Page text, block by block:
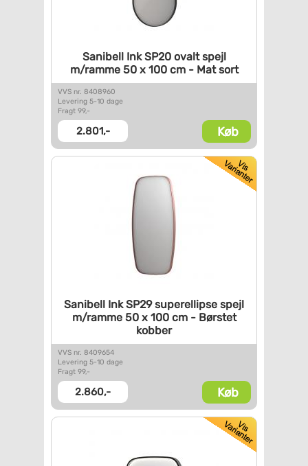
Sanibell Ink SP20 ovalt spejl
m/ramme 50 x 100 cm - Mat sort
VVS nr. 8408960
Levering 5-10 dage
Fragt 99,-
2.801,- Køb
Sanibell Ink SP29 superellipse spejl
m/ramme 50 x 100 cm -Børstet
kobber
VVS nr. 8409654
Levering 5-10 dage
Fragt 99,-
2.860,- Køb